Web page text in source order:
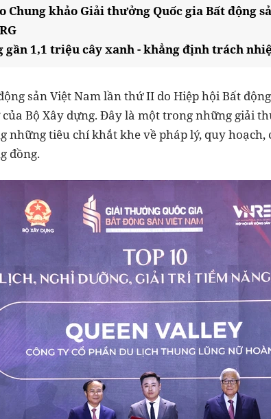
Chung khảo Giải thưởng Quốc gia Bất động
gần 1,1 triệu cây xanh - khẳng định trách
sản Việt Nam lần thứ II do Hiệp hội Bất
Bộ Xây dựng. Đây là một trong những giải
những tiêu chí khắt khe về pháp lý, quy
đồng.